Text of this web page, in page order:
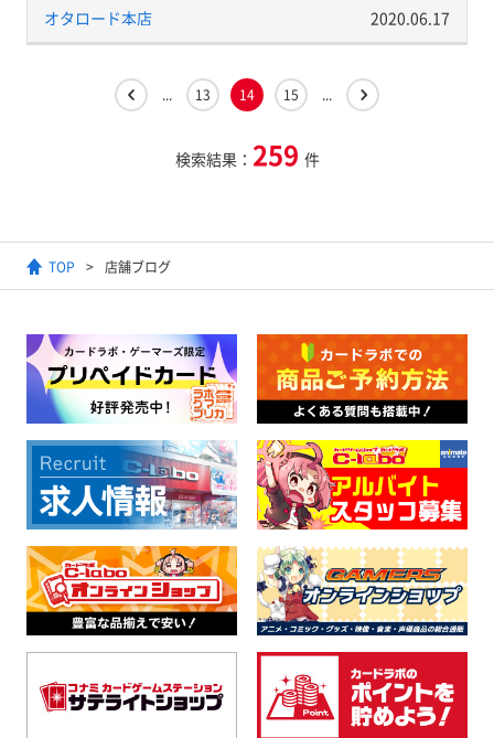
オタロード本店 2020.06.17
... 13 14 15 ...
検索結果： 259 件
TOP 店舗ブログ